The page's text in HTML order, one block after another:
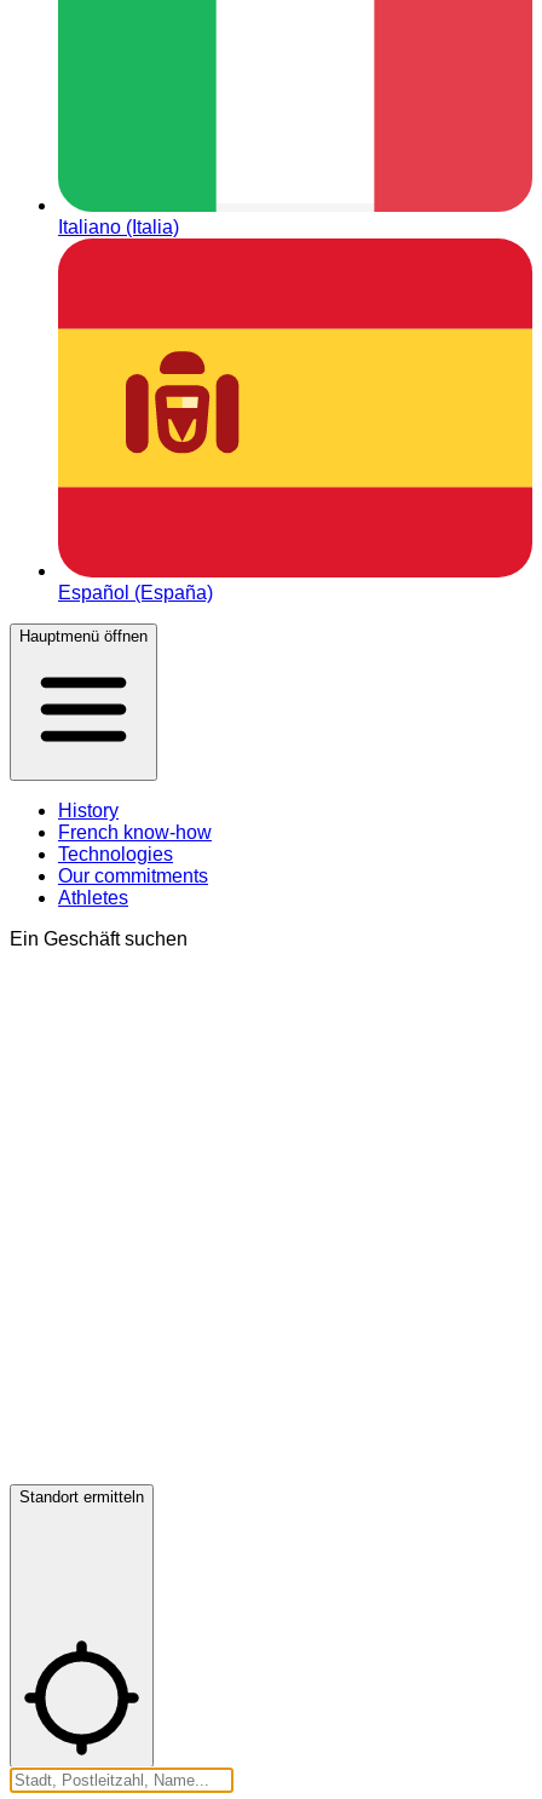
Italiano (Italia)
Español (España)
Hauptmenü öffnen
History
French know-how
Technologies
Our commitments
Athletes
Ein Geschäft suchen
Standort ermitteln